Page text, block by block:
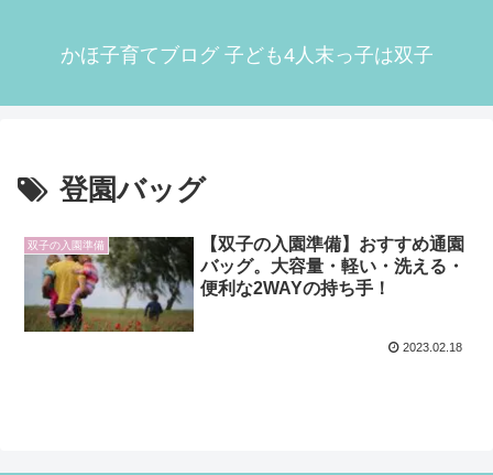
かほ子育てブログ 子ども4人末っ子は双子
登園バッグ
双子の入園準備
【双子の入園準備】おすすめ通園
バッグ。大容量・軽い・洗える・
便利な2WAYの持ち手！
2023.02.18